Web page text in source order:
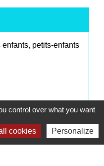
petits-enfants
erreur sur cette page
control over what you want
cookies Personalize